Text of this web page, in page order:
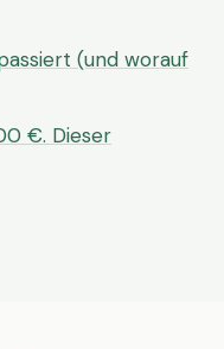
(und worauf
€. Dieser